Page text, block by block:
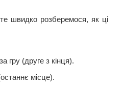
швидко розберемося, як ці
гру (друге з кінця).
місце).